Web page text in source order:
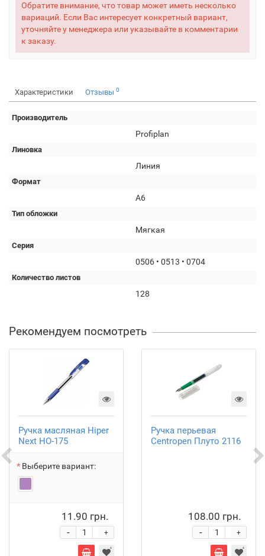
Обратите внимание, что товар может иметь несколько
вариаций. Если Вас интересует конкретный вариант,
уточняйте у менеджера или указывайте в комментарии
к заказу.
Характеристики Отзывы 0
Производитель
Profiplan
Линовка
Линия
Формат
А6
Тип обложки
Мягкая
Серия
0506 • 0513 • 0704
Количество листов
128
Рекомендуем посмотреть
Ручка масляная Hiper
Next HO-175
Выберите вариант:
11.90 грн.
+
-
Ручка перьевая
Centropen Плуто 2116
108.00 грн.
+
-